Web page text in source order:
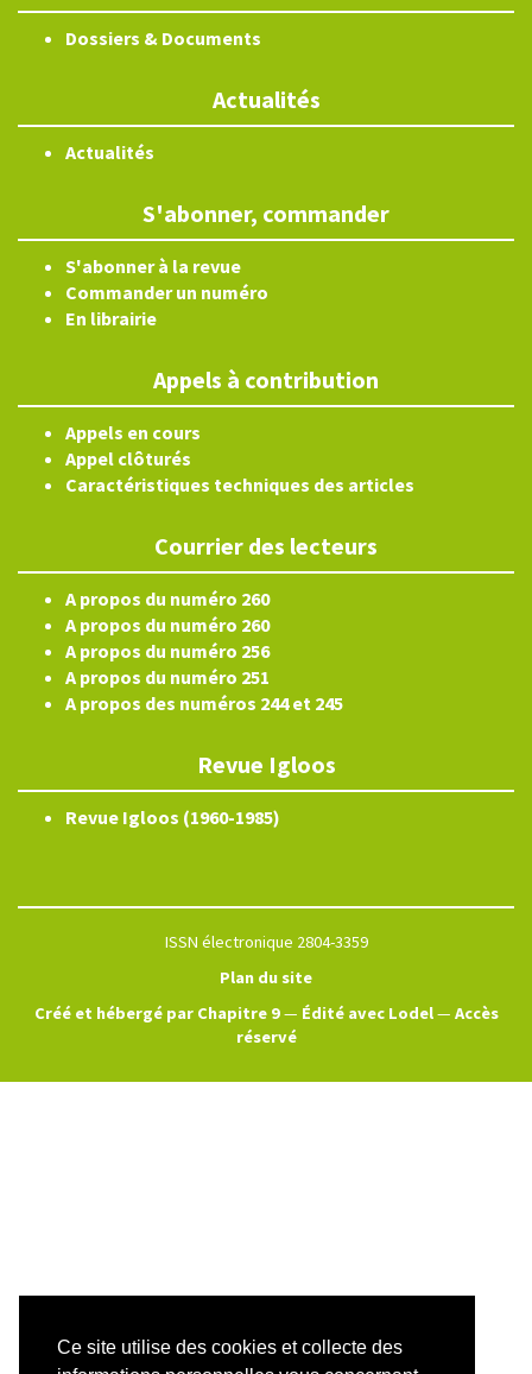
Ce site utilise des cookies et collecte des
Dossiers & Documents
Actualités
Actualités
S'abonner, commander
S'abonner à la revue
Commander un numéro
En librairie
Appels à contribution
Appels en cours
Appel clôturés
Caractéristiques techniques des articles
Courrier des lecteurs
A propos du numéro 260
A propos du numéro 260
A propos du numéro 256
A propos du numéro 251
A propos des numéros 244 et 245
Revue Igloos
Revue Igloos (1960-1985)
ISSN électronique 2804-3359
Plan du site
Créé et hébergé par Chapitre 9— Édité avec Lodel— Accès
réservé